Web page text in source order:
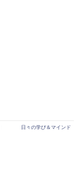
日々の学び＆マインド